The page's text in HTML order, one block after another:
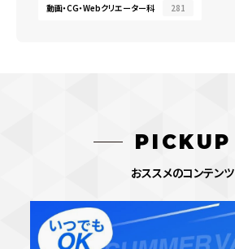
動画・CG・Webクリエーター科 281
PICKUP
おススメのコンテンツ